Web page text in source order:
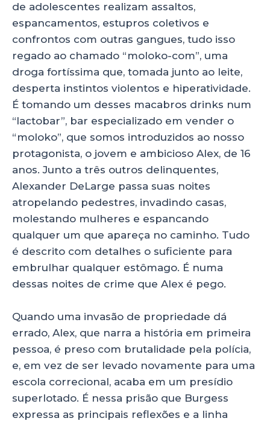
de adolescentes realizam assaltos,
espancamentos, estupros coletivos e
confrontos com outras gangues, tudo isso
regado ao chamado “moloko-com”, uma
droga fortíssima que, tomada junto ao leite,
desperta instintos violentos e hiperatividade.
É tomando um desses macabros drinks num
“lactobar”, bar especializado em vender o
“moloko”, que somos introduzidos ao nosso
protagonista, o jovem e ambicioso Alex, de 16
anos. Junto a três outros delinquentes,
Alexander DeLarge passa suas noites
atropelando pedestres, invadindo casas,
molestando mulheres e espancando
qualquer um que apareça no caminho. Tudo
é descrito com detalhes o suficiente para
embrulhar qualquer estômago. É numa
dessas noites de crime que Alex é pego.
Quando uma invasão de propriedade dá
errado, Alex, que narra a história em primeira
pessoa, é preso com brutalidade pela polícia,
e, em vez de ser levado novamente para uma
escola correcional, acaba em um presídio
superlotado. É nessa prisão que Burgess
expressa as principais reflexões e a linha